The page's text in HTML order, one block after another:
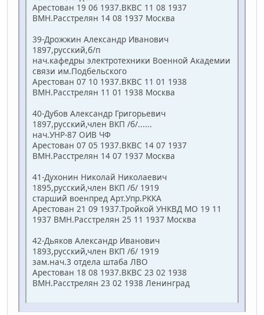
Арестован 19 06 1937.ВКВС 11 08 1937
ВМН.Расстрелян 14 08 1937 Москва
39-Дрожжин Александр Иванович
1897,русский,б/п
нач.кафедры электротехники Военной Академии
связи им.Подбельского
Арестован 07 10 1937.ВКВС 11 01 1938
ВМН.Расстрелян 11 01 1938 Москва
40-Дубов Александр Григорьевич
1897,русский,член ВКП /б/......
нач.УНР-87 ОИВ ЧФ
Арестован 07 05 1937.ВКВС 14 07 1937
ВМН.Расстрелян 14 07 1937 Москва
41-Духонин Николай Николаевич
1895,русский,член ВКП /б/ 1919
старший военпред Арт.Упр.РККА
Арестован 21 09 1937.Тройкой УНКВД МО 19 11
1937 ВМН.Расстрелян 25 11 1937 Москва
42-Дьяков Александр Иванович
1893,русский,член ВКП /б/ 1919
зам.нач.3 отдела штаба ЛВО
Арестован 18 08 1937.ВКВС 23 02 1938
ВМН.Расстрелян 23 02 1938 Ленинград